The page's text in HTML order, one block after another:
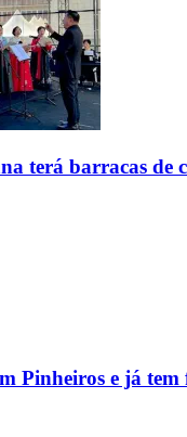
terá barracas de
Pinheiros e já